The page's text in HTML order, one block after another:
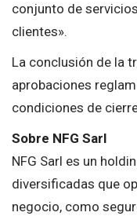
conjunto de
clientes».
La conclusión de la
aprobaciones
condiciones de
Sobre NFG Sarl
NFG Sarl es un
diversificadas que
negocio, como